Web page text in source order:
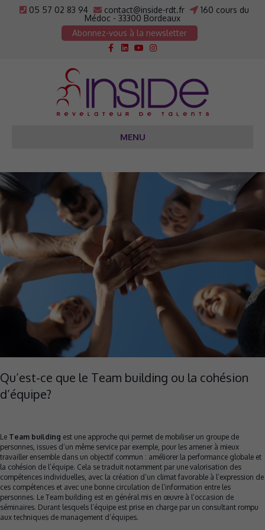
05 57 02 83 94 contact@inside-rdt.fr
160 cours du
Médoc - 33300 Bordeaux
Abonnez-vous à la newsletter
Facebook
LinkedinYoutube
Instagram
MENU
Qu’est-ce que le Team building ou la cohésion
d’équipe?
Le Team building est une approche qui permet de mobiliser un groupe de
personnes, issues d’un même service par exemple, pour les amener à mieux
travailler ensemble dans un objectif commun : améliorer la performance globale et
la cohésion de l’équipe. Cela se traduit notamment par une valorisation des
compétences individuelles, avec la création d’un climat favorable à l’expression de
ces compétences et avec une bonne circulation de l’information entre les
personnes. Le Team building est en général mis en œuvre à l’occasion de
séminaires. Durant lesquels l’équipe est prise en charge par un consultant rompu
aux techniques de management d’équipes.